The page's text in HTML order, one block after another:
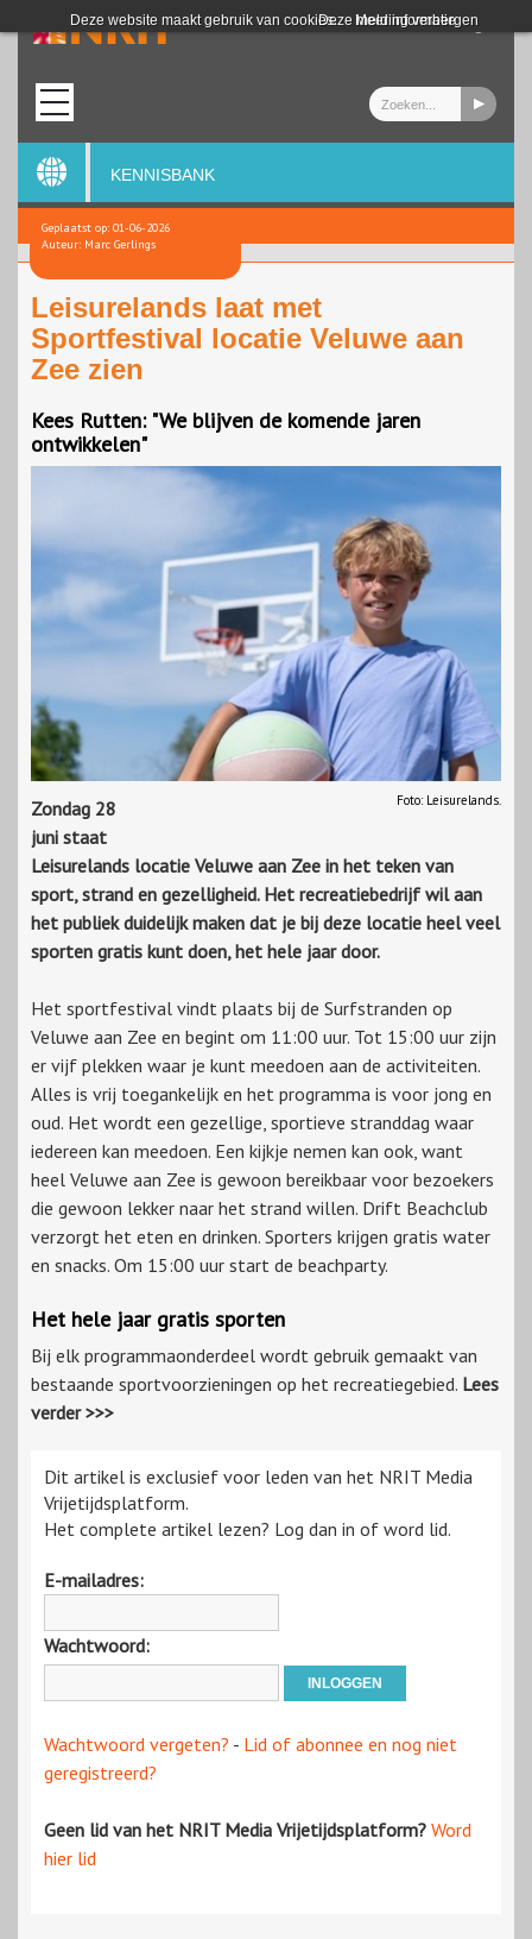
Deze website maakt gebruik van cookies. Meer informatie
Deze melding verbergen
Login
KENNISBANK
Geplaatst op: 01-06-2026
Auteur: Marc Gerlings
Leisurelands laat met
Sportfestival locatie Veluwe aan
Zee zien
Kees Rutten: "We blijven de komende jaren
ontwikkelen"
Foto: Leisurelands.
Zondag 28
juni staat
Leisurelands locatie Veluwe aan Zee in het teken van
sport, strand en gezelligheid. Het recreatiebedrijf wil aan
het publiek duidelijk maken dat je bij deze locatie heel veel
sporten gratis kunt doen, het hele jaar door.
Het sportfestival vindt plaats bij de Surfstranden op
Veluwe aan Zee en begint om 11:00 uur. Tot 15:00 uur zijn
er vijf plekken waar je kunt meedoen aan de activiteiten.
Alles is vrij toegankelijk en het programma is voor jong en
oud. Het wordt een gezellige, sportieve stranddag waar
iedereen kan meedoen. Een kijkje nemen kan ook, want
heel Veluwe aan Zee is gewoon bereikbaar voor bezoekers
die gewoon lekker naar het strand willen. Drift Beachclub
verzorgt het eten en drinken. Sporters krijgen gratis water
en snacks. Om 15:00 uur start de beachparty.
Het hele jaar gratis sporten
Bij elk programmaonderdeel wordt gebruik gemaakt van
bestaande sportvoorzieningen op het recreatiegebied. Lees
verder >>>
Dit artikel is exclusief voor leden van het NRIT Media
Vrijetijdsplatform.
Het complete artikel lezen? Log dan in of word lid.
E-mailadres:
Wachtwoord:
Wachtwoord vergeten? - Lid of abonnee en nog niet
geregistreerd?
Geen lid van het NRIT Media Vrijetijdsplatform? Word
hier lid